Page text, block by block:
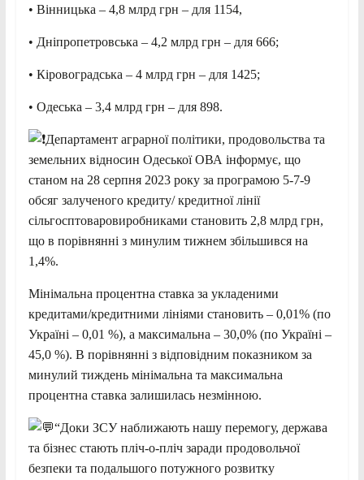
• Вінницька – 4,8 млрд грн – для 1154,
• Дніпропетровська – 4,2 млрд грн – для 666;
• Кіровоградська – 4 млрд грн – для 1425;
• Одеська – 3,4 млрд грн – для 898.
Департамент аграрної політики, продовольства та
земельних відносин Одеської ОВА інформує, що
станом на 28 серпня 2023 року за програмою 5-7-9
обсяг залученого кредиту/ кредитної лінії
сільгосптоваровиробниками становить 2,8 млрд грн,
що в порівнянні з минулим тижнем збільшився на
1,4%.
Мінімальна процентна ставка за укладеними
кредитами/кредитними лініями становить – 0,01% (по
Україні – 0,01 %), а максимальна – 30,0% (по Україні –
45,0 %). В порівнянні з відповідним показником за
минулий тиждень мінімальна та максимальна
процентна ставка залишилась незмінною.
“Доки ЗСУ наближають нашу перемогу, держава
та бізнес стають пліч-о-пліч заради продовольчої
безпеки та подальшого потужного розвитку